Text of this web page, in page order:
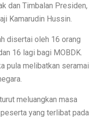
dan Timbalan Presiden,
Kamarudin Hussin.
disertai oleh 16 orang
16 lagi bagi MOBDK.
pula melibatkan seramai
meluangkan masa
yang terlibat pada